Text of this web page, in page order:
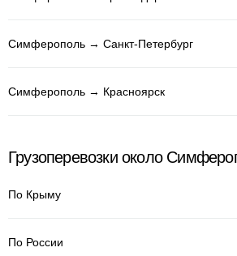
Симферополь → Санкт-Петербург
Симферополь → Красноярск
Грузоперевозки около
По Крыму
По России